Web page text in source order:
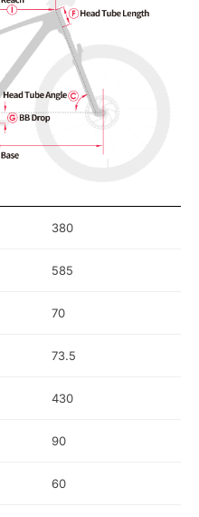
380
585
70
73.5
430
90
60